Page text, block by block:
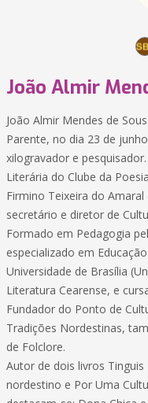
João Almir
João Almir Mendes de
Parente, no dia 23 de
xilogravador e
Literária do Clube da
Firmino Teixeira do
secretário e diretor de
Formado em Pedagogia
especializado em
Universidade de Brasília
Literatura Cearense, e
Fundador do Ponto de
Tradições Nordestinas,
de Folclore.
Autor de dois livros
nordestino e Por Uma